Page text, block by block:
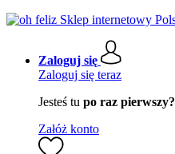
Zaloguj się
Zaloguj się teraz
Jesteś tu po raz pierwszy?
Załóż konto